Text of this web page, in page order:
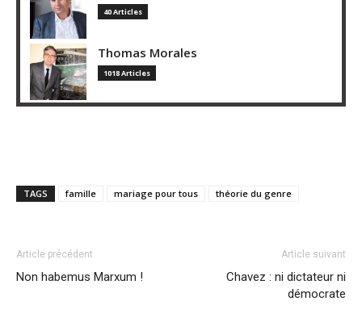
40 Articles
Thomas Morales
1018 Articles
TAGS famille mariage pour tous théorie du genre
Article précédent
Non habemus Marxum !
Article suivant
Chavez : ni dictateur ni
démocrate